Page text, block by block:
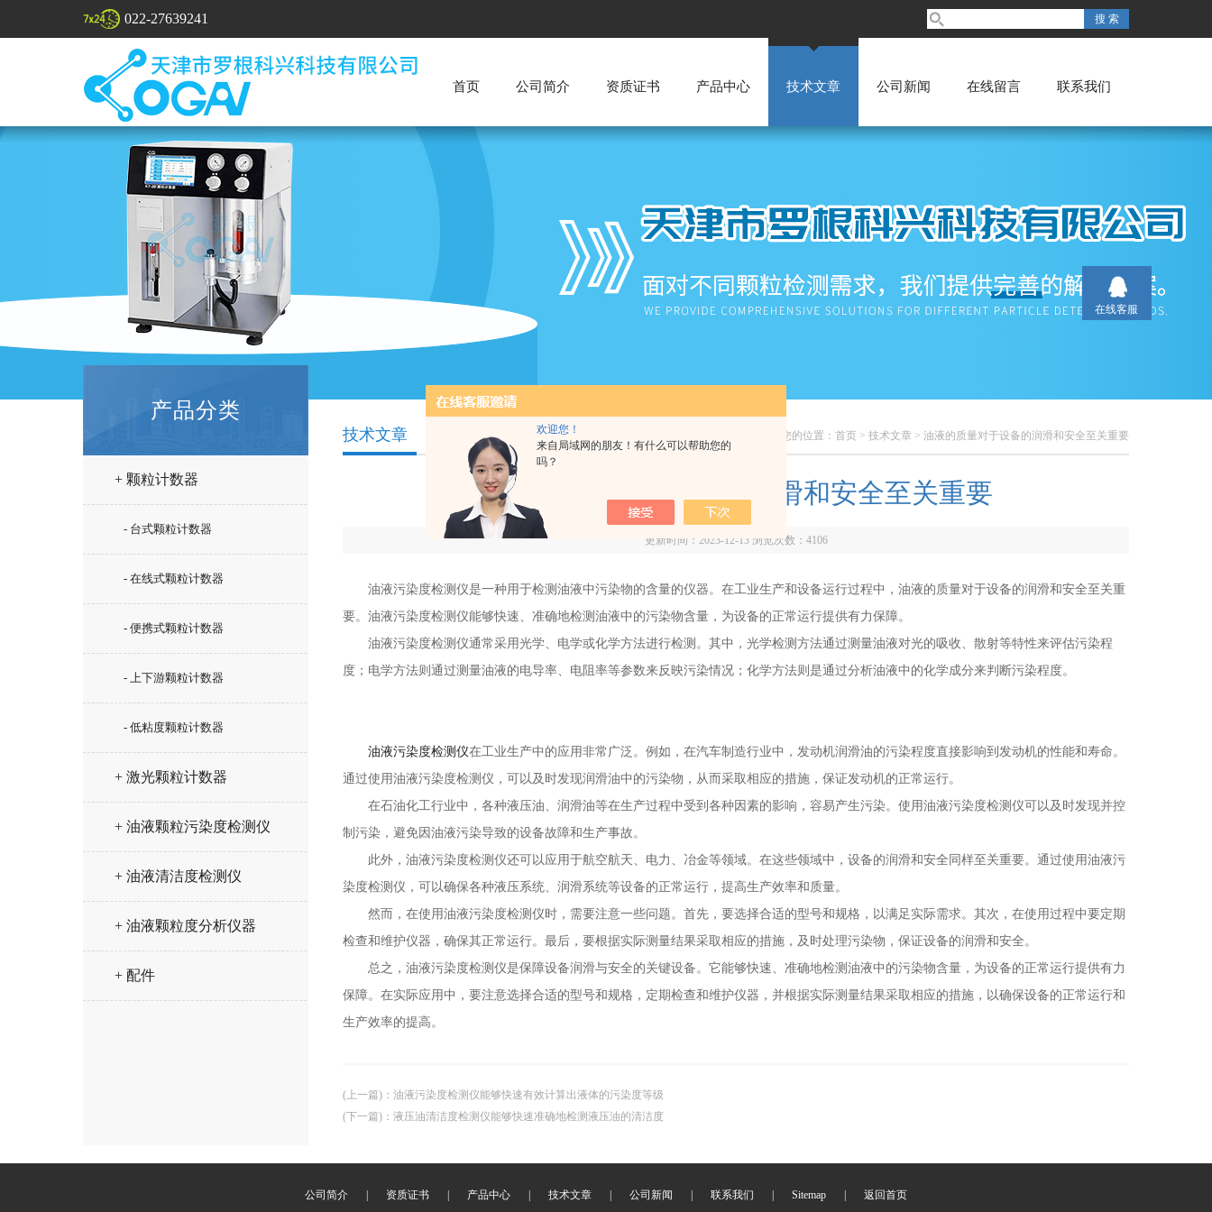
欢迎您！
来自局域网的朋友！有什么可以帮助您的
吗？
022-27639241
首页 公司简介 资质证书 产品中心 技术文章 公司新闻 在线留言 联系我们
产品分类
+ 颗粒计数器
- 台式颗粒计数器
- 在线式颗粒计数器
- 便携式颗粒计数器
- 上下游颗粒计数器
- 低粘度颗粒计数器
+ 激光颗粒计数器
+ 油液颗粒污染度检测仪
+ 油液清洁度检测仪
+ 油液颗粒度分析仪器
+ 配件
您的位置： 首页 > 技术文章 > 油液的质量对于设备的润滑和安全至关重要
技术文章
油液的质量对于设备的润滑和安全至关重要
更新时间：2023-12-13 浏览次数： 4106
油液污染度检测仪是一种用于检测油液中污染物的含量的仪器。在工业生产和设备运行过程中，油液的质量对于设备的润滑和安全至关重
要。油液污染度检测仪能够快速、准确地检测油液中的污染物含量，为设备的正常运行提供有力保障。
油液污染度检测仪通常采用光学、电学或化学方法进行检测。其中，光学检测方法通过测量油液对光的吸收、散射等特性来评估污染程
度；电学方法则通过测量油液的电导率、电阻率等参数来反映污染情况；化学方法则是通过分析油液中的化学成分来判断污染程度。
油液污染度检测仪在工业生产中的应用非常广泛。例如，在汽车制造行业中，发动机润滑油的污染程度直接影响到发动机的性能和寿命。
通过使用油液污染度检测仪，可以及时发现润滑油中的污染物，从而采取相应的措施，保证发动机的正常运行。
在石油化工行业中，各种液压油、润滑油等在生产过程中受到各种因素的影响，容易产生污染。使用油液污染度检测仪可以及时发现并控
制污染，避免因油液污染导致的设备故障和生产事故。
此外，油液污染度检测仪还可以应用于航空航天、电力、冶金等领域。在这些领域中，设备的润滑和安全同样至关重要。通过使用油液污
染度检测仪，可以确保各种液压系统、润滑系统等设备的正常运行，提高生产效率和质量。
然而，在使用油液污染度检测仪时，需要注意一些问题。首先，要选择合适的型号和规格，以满足实际需求。其次，在使用过程中要定期
检查和维护仪器，确保其正常运行。最后，要根据实际测量结果采取相应的措施，及时处理污染物，保证设备的润滑和安全。
总之，油液污染度检测仪是保障设备润滑与安全的关键设备。它能够快速、准确地检测油液中的污染物含量，为设备的正常运行提供有力
保障。在实际应用中，要注意选择合适的型号和规格，定期检查和维护仪器，并根据实际测量结果采取相应的措施，以确保设备的正常运行和
生产效率的提高。
(上一篇) ： 油液污染度检测仪能够快速有效计算出液体的污染度等级
(下一篇) ： 液压油清洁度检测仪能够快速准确地检测液压油的清洁度
公司简介 资质证书 产品中心 技术文章 公司新闻 联系我们 Sitemap 返回首页
在线客服